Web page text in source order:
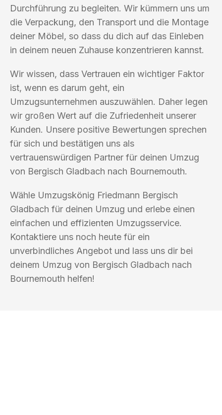
Durchführung zu begleiten. Wir kümmern uns um
die Verpackung, den Transport und die Montage
deiner Möbel, so dass du dich auf das Einleben
in deinem neuen Zuhause konzentrieren kannst.
Wir wissen, dass Vertrauen ein wichtiger Faktor
ist, wenn es darum geht, ein
Umzugsunternehmen auszuwählen. Daher legen
wir großen Wert auf die Zufriedenheit unserer
Kunden. Unsere positive Bewertungen sprechen
für sich und bestätigen uns als
vertrauenswürdigen Partner für deinen Umzug
von Bergisch Gladbach nach Bournemouth.
Wähle Umzugskönig Friedmann Bergisch
Gladbach für deinen Umzug und erlebe einen
einfachen und effizienten Umzugsservice.
Kontaktiere uns noch heute für ein
unverbindliches Angebot und lass uns dir bei
deinem Umzug von Bergisch Gladbach nach
Bournemouth helfen!